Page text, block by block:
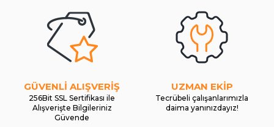
GÜVENLİ ALIŞVERİŞ
256Bit SSL Sertifikası ile
Alışverişte Bilgileriniz
Güvende
UZMAN EKİP
Tecrübeli çalışanlarımızla
daima yanınızdayız!